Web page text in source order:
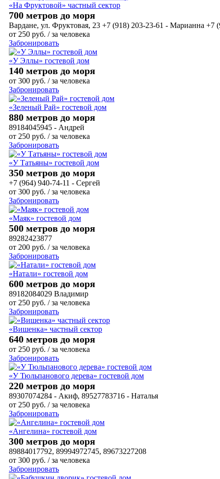
«На Фруктовой» частный сектор
700 метров до моря
Вардане, ул. Фруктовая, 23 +7 (918) 203-23-61 - Марианна +7
от 250 руб. / за человека
Забронировать
«У Эллы» гостевой дом
140 метров до моря
от 300 руб. / за человека
Забронировать
«Зеленый Рай» гостевой дом
880 метров до моря
89184045945 - Андрей
от 250 руб. / за человека
Забронировать
«У Татьяны» гостевой дом
350 метров до моря
+7 (964) 940-74-11 - Сергей
от 300 руб. / за человека
Забронировать
«Маяк» гостевой дом
500 метров до моря
89282423877
от 200 руб. / за человека
Забронировать
«Натали» гостевой дом
600 метров до моря
89182084029 Владимир
от 250 руб. / за человека
Забронировать
«Вишенка» частный сектор
640 метров до моря
от 250 руб. / за человека
Забронировать
«У Тюльпанового дерева» гостевой дом
220 метров до моря
89307074284 - Акиф, 89527783716 - Наталья
от 250 руб. / за человека
Забронировать
«Ангелина» гостевой дом
300 метров до моря
89884017792, 89994972745, 89673227208
от 300 руб. / за человека
Забронировать